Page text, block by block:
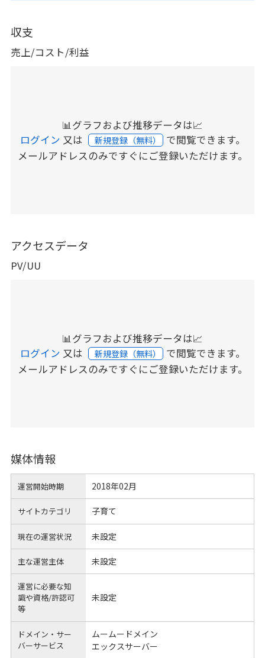
収支
売上/コスト/利益
📊グラフおよび推移データは📈
ログイン 又は 新規登録（無料） で閲覧できます。
メールアドレスのみですぐにご登録いただけます。
アクセスデータ
PV/UU
📊グラフおよび推移データは📈
ログイン 又は 新規登録（無料） で閲覧できます。
メールアドレスのみですぐにご登録いただけます。
媒体情報
運営開始時期 2018年02月
サイトカテゴリ 子育て
現在の運営状況 未設定
主な運営主体 未設定
運営に必要な知
識や資格/許認可
等
未設定
ドメイン・サー
バーサービス
ムームードメイン
エックスサーバー